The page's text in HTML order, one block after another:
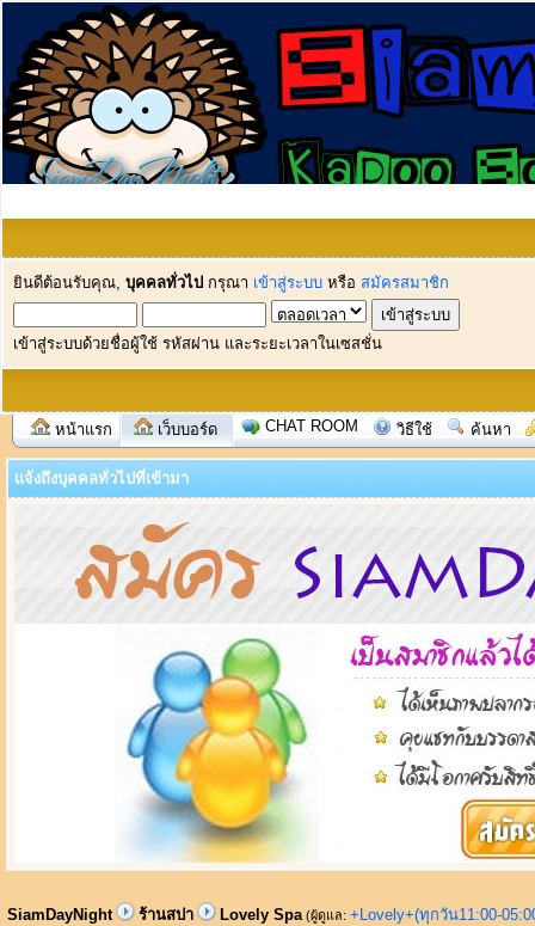
ยินดีต้อนรับคุณ, บุคคลทั่วไป กรุณา เข้าสู่ระบบ หรือ สมัครสมาชิก
เข้าสู่ระบบด้วยชื่อผู้ใช้ รหัสผ่าน และระยะเวลาในเซสชั่น
หน้าแรก เว็บบอร์ด CHAT ROOM วิธีใช้ ค้นหา
แจ้งถึงบุคคลทั่วไปที่เข้ามา
SiamDayNight ร้านสปา Lovely Spa (ผู้ดูแล: +Lovely+(ทุกวัน11:00-